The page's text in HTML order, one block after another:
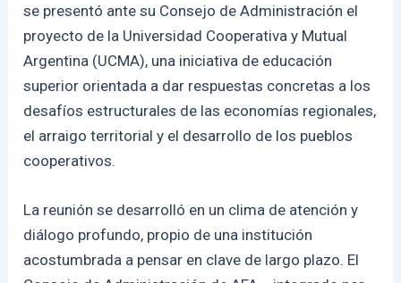
se presentó ante su Consejo de Administración el
proyecto de la Universidad Cooperativa y Mutual
Argentina (UCMA), una iniciativa de educación
superior orientada a dar respuestas concretas a los
desafíos estructurales de las economías regionales,
el arraigo territorial y el desarrollo de los pueblos
cooperativos.
La reunión se desarrolló en un clima de atención y
diálogo profundo, propio de una institución
acostumbrada a pensar en clave de largo plazo. El